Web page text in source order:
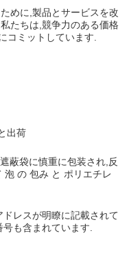
めに,製品とサービスを改
たちは,競争力のある価格
コミットしています.
出荷
蔽袋に慎重に包装され,反
泡 の 包み と ポリエチレ
レスが明瞭に記載されて
も含まれています.